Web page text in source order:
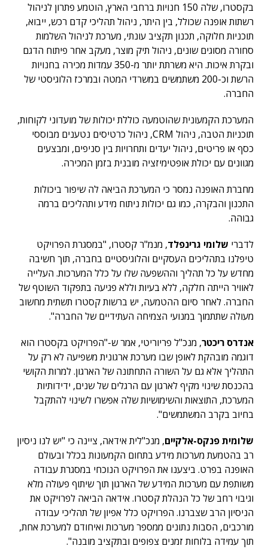
בקסטרו, שלה 150 חנויות ברחבי הארץ, הוטמע פתרון לניהול
רשתות אופנה שכולל, בין היתר, ניהול תהליכי קדם רכש, ייבוא,
תוכניות חלוקה, תכנון תקציב עונתי, מערכת לניהול השלמות
סחורה מסוגים שונים, ניהול תיק מוצר, מעקב אחר פיתוח הדגם
ובקרת איכות. היא משרתת יותר מ-350 עמדות מכירה בחנויות
הרשת וכ-200 משתמשים במשרדי המטה ובמרכז הלוגיסטי של
החברה.
המערכת הקמעונית שהוטמעה כוללת יכולות של מועדוני לקוחות,
תוכניות הטבה, ניהול CRM, ניהול כרטיסים נטענים מבוססי
כסף או פריטים, ניהול יעדים ותחרויות בין סניפים, ומבצעים
מגוונים עם יכולת אופטימיזציה מובנית בזמן המכירה.
מחברת האופנה נמסר כי המערכת הביאה לה שיפור ביכולות
התכנון והבקרה, כמו גם יכולות ניתוח מידע ותהליכים ברמה
גבוהה.
לדברי שלומי גרינפלד, מנמ"ר קסטרו, "במסגרת הפרויקט
טיפלנו בתהליכים העסקיים והלוגיסטיים בחברה, תוך חשיבה
מחדש על כל תהליך וההשפעה שלו על כלל המערכות. העלייה
לאוויר הייתה חלקה, ללא בעיות וללא פגיעה בתפקוד השוטף של
החברה. לאחר סיום ההטמעה, יש ברשות קסטרו תשתית מחשוב
מעולה שתתמוך במנועי הצמיחה העתידיים של החברה".
אנדרס ריכטר, מנכ"ל פריוריטי, אמר ש-"הפרויקט בקסטרו הוא
דוגמה מובהקת לאופן שבו מערכת ארגונית משפיעה לא רק על
התהליך אלא גם על השורה התחתונה של הארגון. למרות הקושי
בהכנסת שינוי מקיף לארגון עם הרגלים של שנים, ידידותיות
המערכת, התוצאות והשימושיות שלה אפשרו לשינוי להתקבל
בחיוב בקרב המשתמשים".
שלומית פנקס-אלקיים, מנכ"לית אידאה, ציינה כי "יש לנו ניסיון
רב בהטמעת מערכות מידע בתחום הקמעונות בכלל ובעולם
האופנה בפרט. ביצענו את הפרויקט הנוכחי במסגרת עבודה
משותפת עם מערכות המידע של הארגון תוך שיתוף פעולה מלא
וגיבוי רחב של כל הנהלת קסטרו. אידאה הביאה לפרויקט את
הניסיון הרב שצברנו. הפרויקט כלל אפיון של תהליכי עבודה
מורכבים, הסבות נתונים ממספר מערכות ואיחודם למערכת אחת,
תוך עמידה בלוחות זמנים צפופים ובתקציב מובנה".